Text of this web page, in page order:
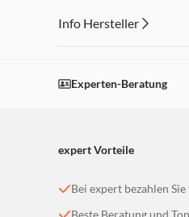
Info Hersteller
Einstellungen
Experten-Beratung
expert Vorteile
Bei expert bezahlen
Beste Beratung und